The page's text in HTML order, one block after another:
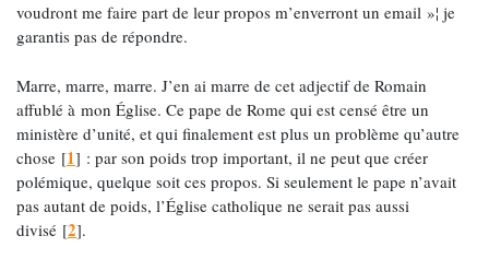
voudront me faire part de leur propos m’enverront un email »¦ je
garantis pas de répondre.
Marre, marre, marre. J’en ai marre de cet adjectif de Romain
affublé à mon Église. Ce pape de Rome qui est censé être un
ministère d’unité, et qui finalement est plus un problème qu’autre
chose [1] : par son poids trop important, il ne peut que créer
polémique, quelque soit ces propos. Si seulement le pape n’avait
pas autant de poids, l’Église catholique ne serait pas aussi
divisé [2].